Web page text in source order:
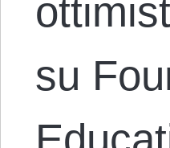
su